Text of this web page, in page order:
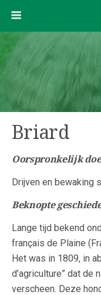
Briard
Oorspronkelijk
Drijven en bewaking
Beknopte
Lange tijd bekend
français de Plaine
Het was in 1809, in
d’agriculture” dat de
verscheen. Deze